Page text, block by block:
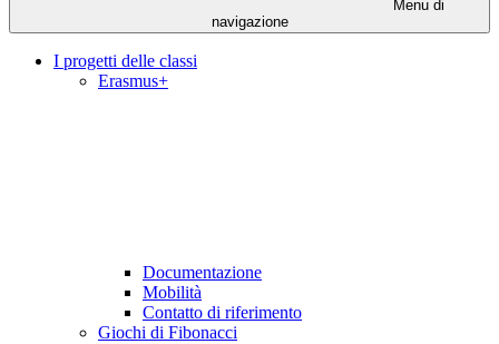
Menu di
navigazione
I progetti delle classi
Erasmus+
Documentazione
Mobilità
Contatto di riferimento
Giochi di Fibonacci